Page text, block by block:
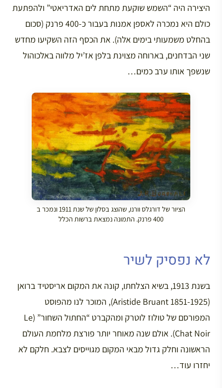
היצירה היה “השמש שוקעת מתחת לים האדריאטי” ולהפתעת
כולם היא נמכרה לאספן אמנות בעבור כ-400 פרנק (סכום
בהחלט משמעותי בימים אלה). את הכסף הזה השקיעו מחדש
שני הבדחנים, בארוחה מצוינת בלפן אז’יל מלווה באלכוהול
שנשפך אותו ערב כמים…
הציור של דורגלס וורנו, שהוצג בסלון של שנת 1911 ונמכר ב
400 פרנק. התמונה נמצאת ברשות הכלל
לא נפסיק לשיר
בשנת 1913, בשיא הצלחתו, קונה את המקום אריסטיד ברואן
(Aristide Bruant 1851-1925), המוכר לנו מהפוסט
המפורסם של טולוז לוטרק ומהקברט “החתול השחור” (Le
Chat Noir). אולם שנה מאוחר יותר פורצת מלחמת העולם
הראשונה וחלק גדול מבאי המקום מגוייסים לצבא. חלקם לא
יחזרו עוד…